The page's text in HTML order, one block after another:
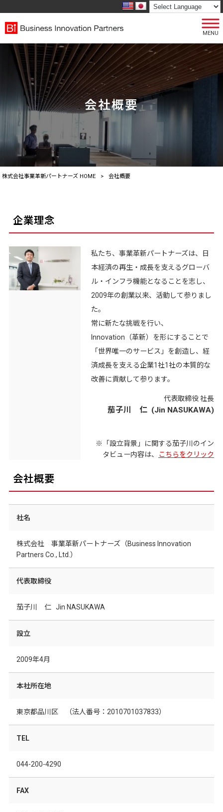
MENU
会社概要
株式会社事業革新パートナーズ HOME > 会社概要
企業理念
私たち、事業革新パートナーズは、日
本経済の再生・成長を支えるグローバ
ル・インフラ機能となることを志し、
2009年の創業以来、活動して参りまし
た。
常に新たな挑戦を行い、
Innovation（革新）を形にすることで
「世界唯一のサービス」を創造し、経
済成長を支える企業1社1社の本質的な
改善に貢献して参ります。
代表取締役 社長
茄子川 仁 (Jin NASUKAWA)
※「設立背景」に関する茄子川のイン
タビュー内容は、
こちらをクリック
会社概要
社名
株式会社 事業革新パートナーズ（Business Innovation
Partners Co., Ltd.）
代表取締役
茄子川 仁 Jin NASUKAWA
設立
2009年4月
本社所在地
東京都品川区 （法人番号： 2010701037833）
TEL
044-200-4290
FAX